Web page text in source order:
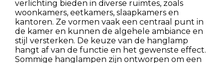
verlichting bieden in diverse ruimtes, zoals
woonkamers, eetkamers, slaapkamers en
kantoren. Ze vormen vaak een centraal punt in
de kamer en kunnen de algehele ambiance en
stijl versterken. De keuze van de hanglamp
hangt af van de functie en het gewenste effect.
Sommige hanglampen zijn ontworpen om een